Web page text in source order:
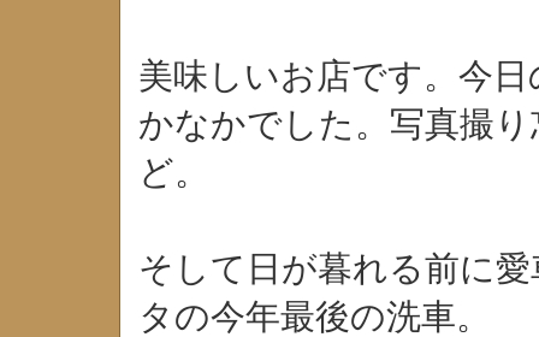
美味しいお店です。今
かなかでした。写真撮
ど。
そして日が暮れる前に
タの今年最後の洗車。